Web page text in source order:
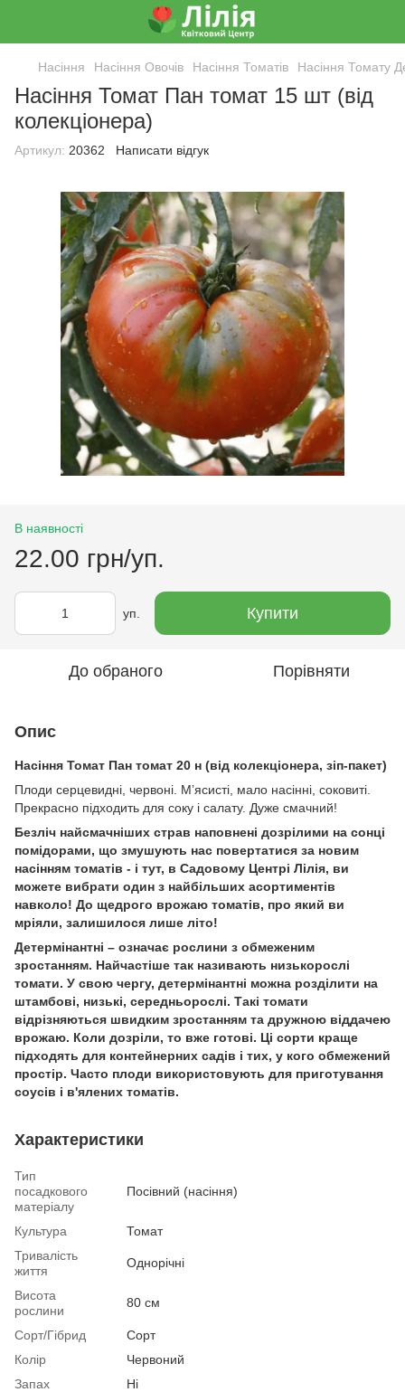
Насіння Насіння Овочів Насіння Томатів Насіння Томату
Насіння Томат Пан томат 15 шт (від
колекціонера)
Артикул: 20362 Написати відгук
В наявності
22.00 грн/уп.
уп. Купити
До обраного Порівняти
Опис
Насіння Томат Пан томат 20 н (від колекціонера, зіп-пакет)
Плоди серцевидні, червоні. М’ясисті, мало насінні, соковиті.
Прекрасно підходить для соку і салату. Дуже смачний!
Безліч найсмачніших страв наповнені дозрілими на сонці
помідорами, що змушують нас повертатися за новим
насінням томатів - і тут, в Садовому Центрі Лілія, ви
можете вибрати один з найбільших асортиментів
навколо! До щедрого врожаю томатів, про який ви
мріяли, залишилося лише літо!
Детермінантні – означає рослини з обмеженим
зростанням. Найчастіше так називають низькорослі
томати. У свою чергу, детермінантні можна розділити на
штамбові, низькі, середньорослі. Такі томати
відрізняються швидким зростанням та дружною віддачею
врожаю. Коли дозріли, то вже готові. Ці сорти краще
підходять для контейнерних садів і тих, у кого обмежений
простір. Часто плоди використовують для приготування
соусів і в'ялених томатів.
Характеристики
Тип
посадкового
матеріалу
Посівний (насіння)
Культура
Томат
Тривалість
життя
Однорічні
Висота
рослини
80 см
Сорт/Гібрид
Сорт
Колір
Червоний
Запах
Ні